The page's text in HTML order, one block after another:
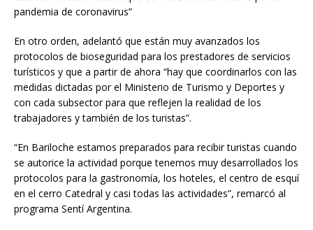
pandemia de coronavirus”
En otro orden, adelantó que están muy avanzados los
protocolos de bioseguridad para los prestadores de servicios
turísticos y que a partir de ahora “hay que coordinarlos con las
medidas dictadas por el Ministerio de Turismo y Deportes y
con cada subsector para que reflejen la realidad de los
trabajadores y también de los turistas”.
“En Bariloche estamos preparados para recibir turistas cuando
se autorice la actividad porque tenemos muy desarrollados los
protocolos para la gastronomía, los hoteles, el centro de esquí
en el cerro Catedral y casi todas las actividades”, remarcó al
programa Sentí Argentina.